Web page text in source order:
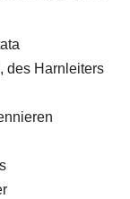
des Harnleiters